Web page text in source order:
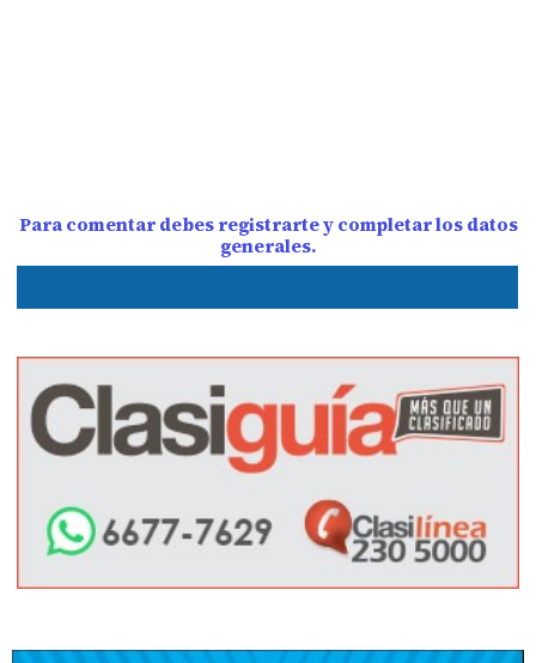
Para comentar debes registrarte y completar los datos
generales.